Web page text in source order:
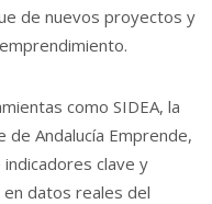
de nuevos proyectos y
como SIDEA, la
Andalucía Emprende,
clave y
datos reales del